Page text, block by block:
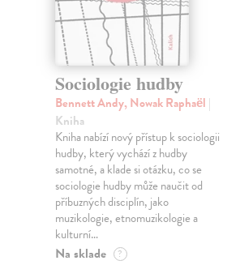
Sociologie hudby
Bennett Andy, Nowak Raphaël |
Kniha
Kniha nabízí nový přístup k sociologii
hudby, který vychází z hudby
samotné, a klade si otázku, co se
sociologie hudby může naučit od
příbuzných disciplín, jako
muzikologie, etnomuzikologie a
kulturní…
Na sklade ?